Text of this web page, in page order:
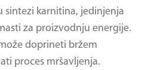
sintezi karnitina, jedinjenja
za proizvodnju energije.
doprineti bržem
proces mršavljenja.